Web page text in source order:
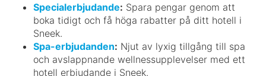
Specialerbjudande: Spara pengar genom att
boka tidigt och få höga rabatter på ditt hotell i
Sneek.
Spa-erbjudanden: Njut av lyxig tillgång till spa
och avslappnande wellnessupplevelser med ett
hotell erbjudande i Sneek.